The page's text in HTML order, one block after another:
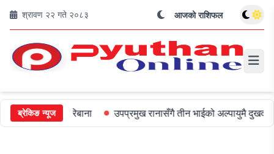
श्रावण २२ गते २०८३ आजको राशिफल
ब्रेकिङ न्यूज
जरिबाना उपप्रमुख रानासँगै तीन भाईको अल्पायुमै दुखद निधन